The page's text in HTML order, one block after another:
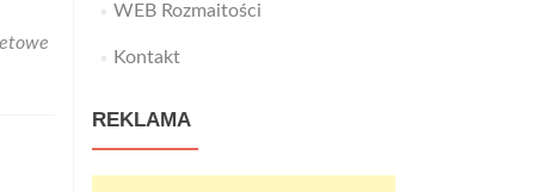
WEB Rozmaitości
Kontakt
REKLAMA